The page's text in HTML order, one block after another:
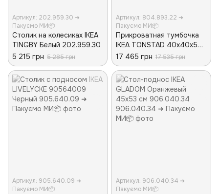
Артикул: 202.959.30 ➜
Пакуємо МИ📦
Столик на колесиках IKEA
TINGBY Белый 202.959.30
5 215 грн 5 285 грн
Артикул: 804.893.22 ➜
Пакуємо МИ📦
Прикроватная тумбочка
IKEA TONSTAD 40х40х59
см Коричневая
804.893.22
17 465 грн 17 535 грн
Артикул: 905.640.09 ➜
Пакуємо МИ📦
Артикул: 906.040.34 ➜
Пакуємо МИ📦